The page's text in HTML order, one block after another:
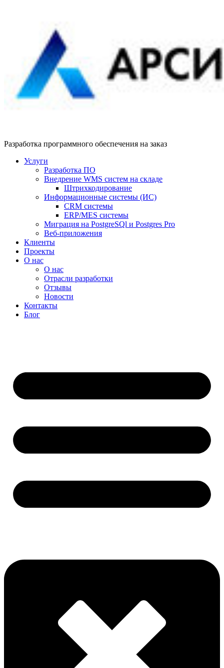
Разработка программного обеспечения на заказ
Услуги
Разработка ПО
Внедрение WMS систем на складе
Штрихкодирование
Информационные системы (ИС)
CRM системы
ERP/MES системы
Миграция на PostgreSQl и Postgres Pro
Веб-приложения
Клиенты
Проекты
О нас
О нас
Отрасли разработки
Отзывы
Новости
Контакты
Блог